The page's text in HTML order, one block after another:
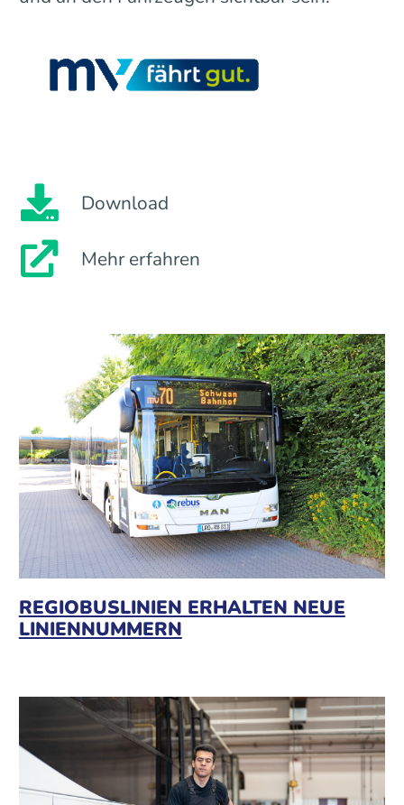
Download
Mehr erfahren
REGIOBUSLINIEN ERHALTEN NEUE
LINIENNUMMERN